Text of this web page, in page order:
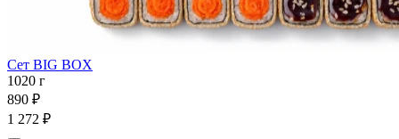
Сет BIG BOX
1020 г
890 ₽
1 272 ₽